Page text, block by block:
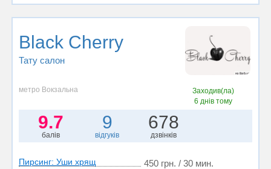
Black Cherry
Тату салон
метро Вокзальна
Заходив(ла)
6 днів тому
9.7
балів
9
відгуків
678
дзвінків
Пирсинг: Уши хрящ
450 грн. / 30 мин.